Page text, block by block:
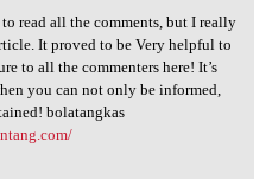
to read all the
read all the comments, but I really
It proved to be Very helpful to
to all the commenters here! It’s
you can not only be informed,
bolatangkas